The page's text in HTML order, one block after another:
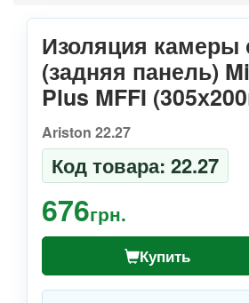
Изоляция камеры
(задняя панель)
Plus MFFI
Ariston 22.27
Код товара: 22.27
676грн.
Купить